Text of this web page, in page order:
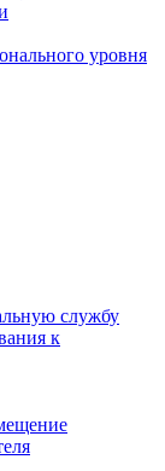
уровня
службу
к